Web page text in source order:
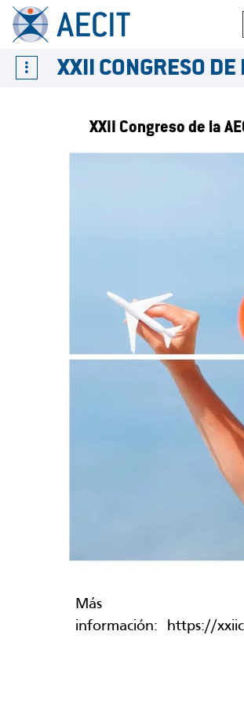
XXII CONGRESO DE
XXII Congreso de la
Más
información: https://